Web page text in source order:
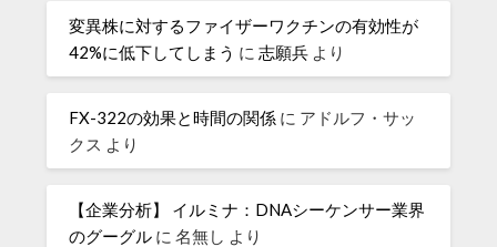
変異株に対するファイザーワクチンの有効性が
42%に低下してしまう に志願兵 より
FX-322の効果と時間の関係 に アドルフ・サッ
クス より
【企業分析】 イルミナ：DNAシーケンサー業界
のグーグル に名無し より